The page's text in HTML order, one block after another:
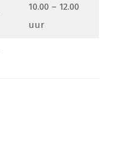
10.00 – 12.00
uur